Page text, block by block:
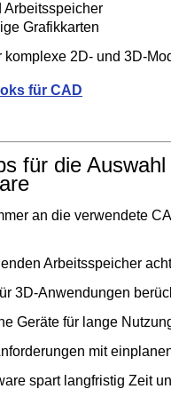
Arbeitsspeicher
Grafikkarten
komplexe 2D- und 3D-
für CAD
für die Auswahl
an die verwendete
Arbeitsspeicher
3D-Anwendungen
Geräte für lange
mit
spart langfristig Zeit